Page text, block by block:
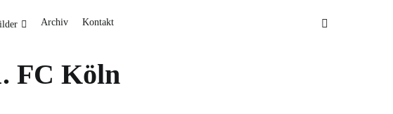
Archiv Kontakt
FC Köln